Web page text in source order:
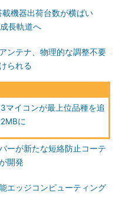
機器出荷台数が横ばい
長軌道へ
ンテナ、物理的な調整不要
られる
マイコンが最上位品種を追
に
ーが新たな短絡防止コーテ
開発
エッジコンピューティング